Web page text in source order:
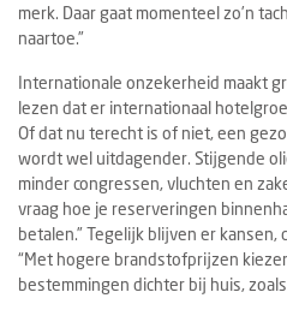
merk. Daar gaat momenteel zo’n
naartoe.”
Internationale onzekerheid maakt
lezen dat er internationaal
Of dat nu terecht is of niet, een
wordt wel uitdagender. Stijgende
minder congressen, vluchten en
vraag hoe je reserveringen
betalen.” Tegelijk blijven er
“Met hogere brandstofprijzen
bestemmingen dichter bij huis,